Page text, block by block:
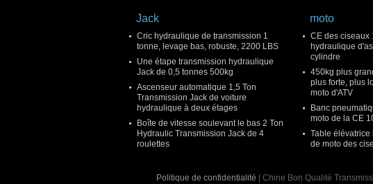
Jack
Cric hydraulique de transmission 1
tonne, levage bas, robuste, 2200 LBS
Une étape transmission hydraulique
Jack de 0,5 tonnes 500kg
Ascenseur automatique 1,5 Ton
Transmission Jack de voiture
hydraulique à deux étages
Boîte de vitesse soulevant le bas 2 Ton
Hydraulic Transmission Jack de 4
roulettes
moto
CE des ciseaux
hydraulique
cylindre
450kg plus
plus forte, plus
moto d'ATV
Banc
moto de la CE
Table
de moto des
Politique de confidentialité | Chine Bon Qualité